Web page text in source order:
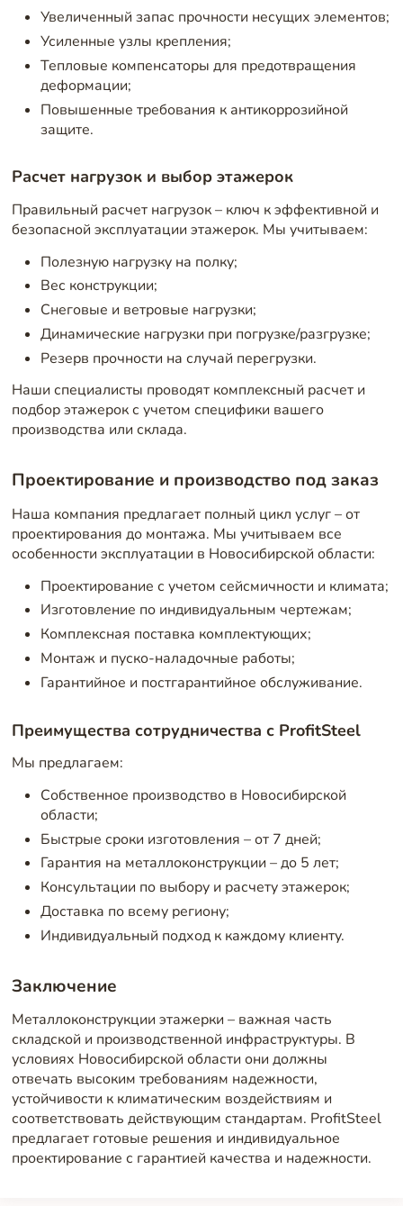
Увеличенный запас прочности несущих элементов;
Усиленные узлы крепления;
Тепловые компенсаторы для предотвращения
деформации;
Повышенные требования к антикоррозийной
защите.
Расчет нагрузок и выбор этажерок
Правильный расчет нагрузок – ключ к эффективной и
безопасной эксплуатации этажерок. Мы учитываем:
Полезную нагрузку на полку;
Вес конструкции;
Снеговые и ветровые нагрузки;
Динамические нагрузки при погрузке/разгрузке;
Резерв прочности на случай перегрузки.
Наши специалисты проводят комплексный расчет и
подбор этажерок с учетом специфики вашего
производства или склада.
Проектирование и производство под заказ
Наша компания предлагает полный цикл услуг – от
проектирования до монтажа. Мы учитываем все
особенности эксплуатации в Новосибирской области:
Проектирование с учетом сейсмичности и климата;
Изготовление по индивидуальным чертежам;
Комплексная поставка комплектующих;
Монтаж и пуско-наладочные работы;
Гарантийное и постгарантийное обслуживание.
Преимущества сотрудничества с ProfitSteel
Мы предлагаем:
Собственное производство в Новосибирской
области;
Быстрые сроки изготовления – от 7 дней;
Гарантия на металлоконструкции – до 5 лет;
Консультации по выбору и расчету этажерок;
Доставка по всему региону;
Индивидуальный подход к каждому клиенту.
Заключение
Металлоконструкции этажерки – важная часть
складской и производственной инфраструктуры. В
условиях Новосибирской области они должны
отвечать высоким требованиям надежности,
устойчивости к климатическим воздействиям и
соответствовать действующим стандартам. ProfitSteel
предлагает готовые решения и индивидуальное
проектирование с гарантией качества и надежности.